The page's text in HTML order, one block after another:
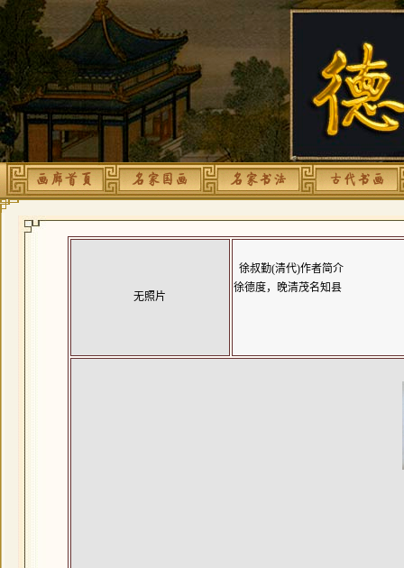
无照片
徐叔勤(清代)作者简介
徐德度，晚清茂名知县